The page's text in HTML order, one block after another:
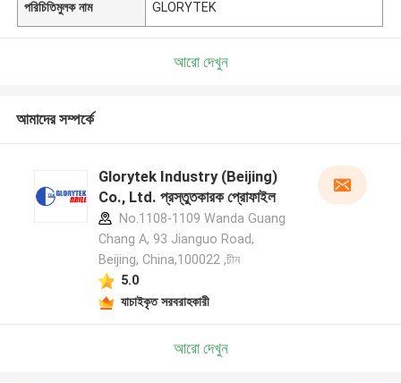
পরিচিতিমুলক নাম GLORYTEK
আরো দেখুন
আমাদের সম্পর্কে
Glorytek Industry (Beijing)
Co., Ltd. প্রস্তুতকারক প্রোফাইল
No.1108-1109 Wanda Guang
Chang A, 93 Jianguo Road,
Beijing, China,100022 ,চীন
5.0
যাচাইকৃত সরবরাহকারী
আরো দেখুন